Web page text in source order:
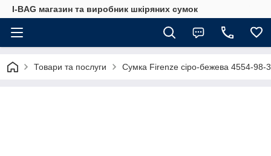
I-BAG магазин та виробник шкіряних сумок
Товари та послуги Сумка Firenze сіро-бежева 4554-98-